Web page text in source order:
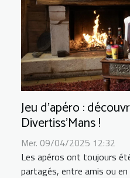
Jeu d’apéro :
Divertiss’Mans !
Mer. 09/04/2025 12:32
Les apéros ont toujours
partagés, entre amis ou en